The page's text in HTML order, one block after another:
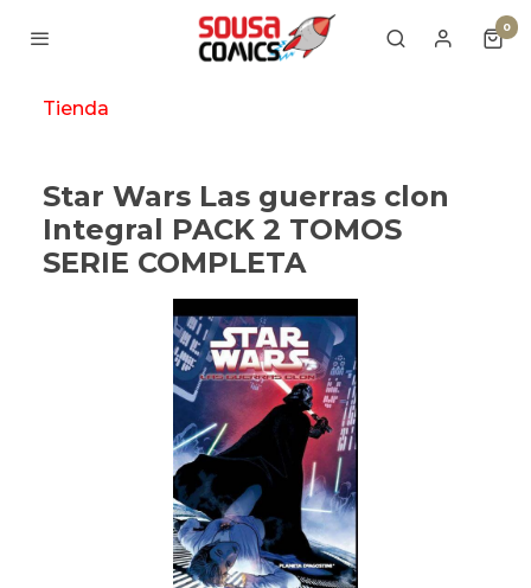
0
Tienda
Star Wars Las guerras clon
Integral PACK 2 TOMOS
SERIE COMPLETA